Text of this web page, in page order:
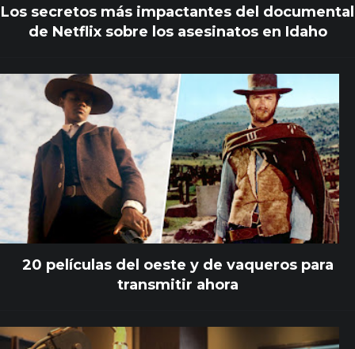
Los secretos más impactantes del documental
de Netflix sobre los asesinatos en Idaho
20 películas del oeste y de vaqueros para
transmitir ahora